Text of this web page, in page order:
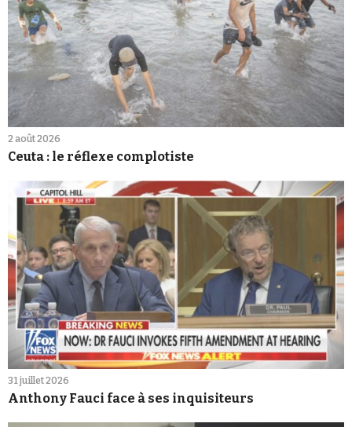
2 août 2026
Ceuta : le réflexe complotiste
31 juillet 2026
Anthony Fauci face à ses inquisiteurs